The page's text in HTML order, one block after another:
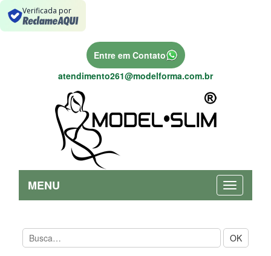
Verificada por
Entre em Contato
atendimento261@modelforma.com.br
MENU
OK